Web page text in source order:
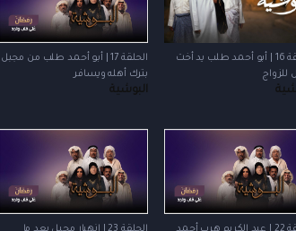
الحلقة 16 | أبو أحمد طلب يد أخت
للزواج
الحلقة 17 | أبو أحمد طلب من مجبل
بترك أهله ويسافر
البوشية
الحلقة 22 | عبد الكريم هرب أحمد
الحلقة 23 | انهيار مجبل بعد ما